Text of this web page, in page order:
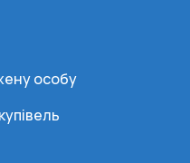
особу